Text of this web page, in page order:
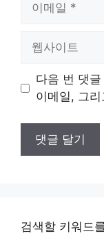
트
다음 번 댓
이메일, 그
검색할 키워드